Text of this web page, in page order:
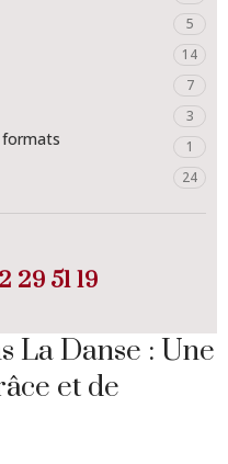
5
14
7
3
formats 1
24
29 51 19
La Danse : Une
et de